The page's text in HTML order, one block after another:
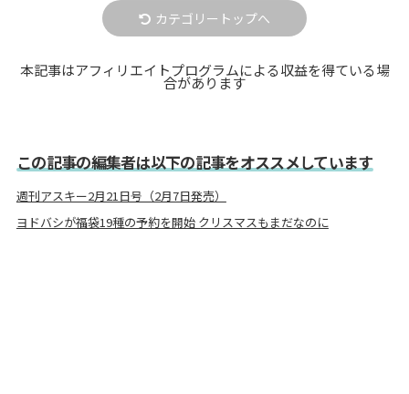
カテゴリートップへ
本記事はアフィリエイトプログラムによる収益を得ている場
合があります
この記事の編集者は以下の記事をオススメしています
週刊アスキー2月21日号（2月7日発売）
ヨドバシが福袋19種の予約を開始 クリスマスもまだなのに